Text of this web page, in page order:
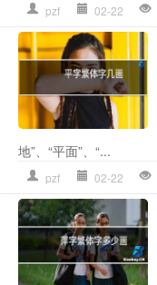
pzf 02-22
地”、“平面”、“...
pzf 02-22